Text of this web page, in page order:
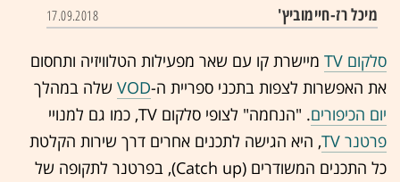
מיכל רז-חיימוביץ' 17.09.2018
סלקום TV
מיישרת קו עם שאר מפעילות הטלוויזיה ותחסום
את האפשרות לצפות בתכני ספריית ה-VOD שלה במהלך
יום הכיפורים. "הנחמה" לצופי סלקום TV, כמו גם למנויי
פרטנר TV
, היא הגישה לתכנים אחרים דרך שירות הקלטת
כל התכנים המשודרים (Catch up), בפרטנר לתקופה של